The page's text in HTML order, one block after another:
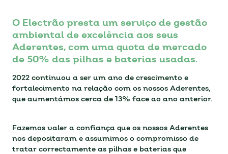
O Electrão presta um serviço de gestão
ambiental de excelência aos seus
Aderentes, com uma quota de mercado
de 50% das pilhas e baterias usadas.
2022 continuou a ser um ano de crescimento e
fortalecimento na relação com os nossos Aderentes,
que aumentámos cerca de 13% face ao ano anterior.
Fazemos valer a confiança que os nossos Aderentes
nos depositaram e assumimos o compromisso de
tratar correctamente as pilhas e baterias que